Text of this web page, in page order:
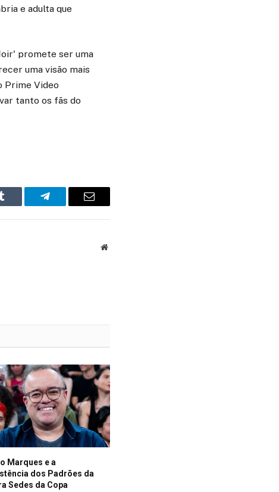
e adulta que
promete ser uma
uma visão mais
Prime Video
tanto os fãs do
Tumblr Telegram Email
Website
Marques e a
dos Padrões da
Sedes da Copa